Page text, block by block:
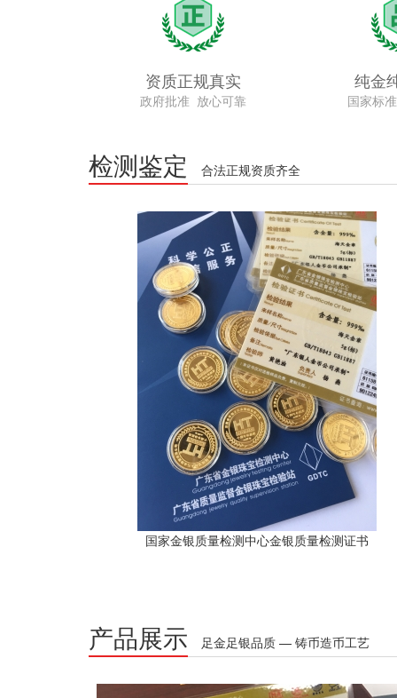
资质正规真实
政府批准 放心可靠
纯金
国家标
检测鉴定 合法正规资质齐全
国家金银质量检测中心金银质量检测证书
产品展示 足金足银品质 — 铸币造币工艺